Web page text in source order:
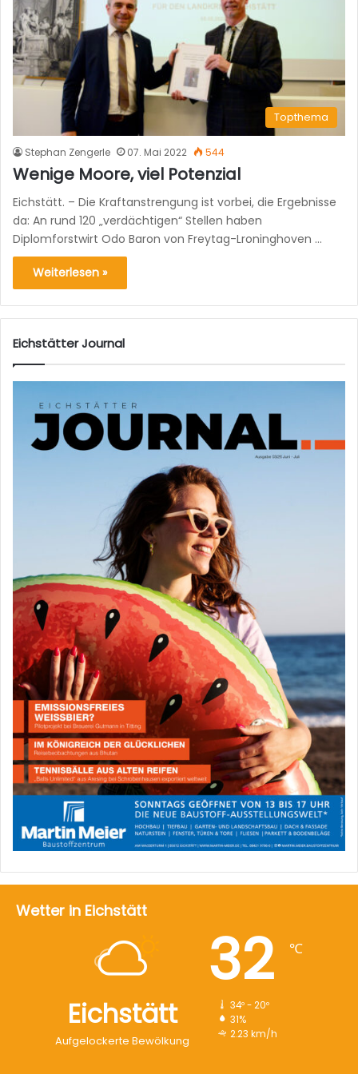
Topthema
Stephan Zengerle 07. Mai 2022 544
Wenige Moore, viel Potenzial
Eichstätt. – Die Kraftanstrengung ist vorbei, die Ergebnisse
da: An rund 120 „verdächtigen“ Stellen haben
Diplomforstwirt Odo Baron von Freytag-Lroninghoven …
Weiterlesen »
Eichstätter Journal
Wetter in Eichstätt
Eichstätt
Aufgelockerte Bewölkung
32 ℃
34º - 20º
31%
2.23 km/h